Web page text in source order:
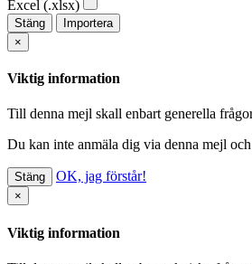
Excel (.xlsx)
Stäng
Importera
×
Viktig information
Till denna mejl skall enbart generella
Du kan inte anmäla dig via denna mejl
Stäng OK, jag förstår!
×
Viktig information